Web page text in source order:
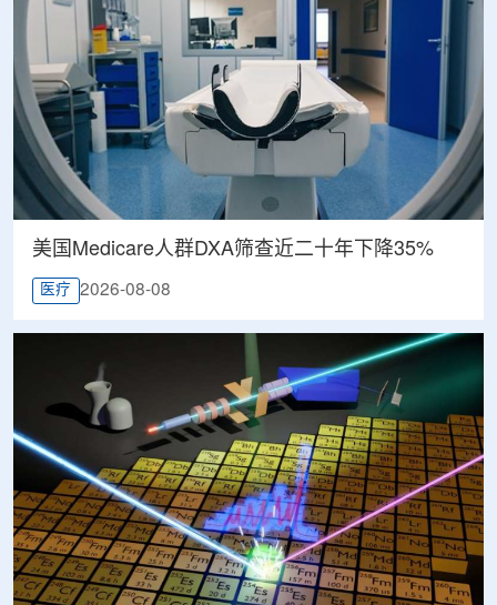
美国Medicare人群DXA筛查近二十年下降35%
医疗 2026-08-08